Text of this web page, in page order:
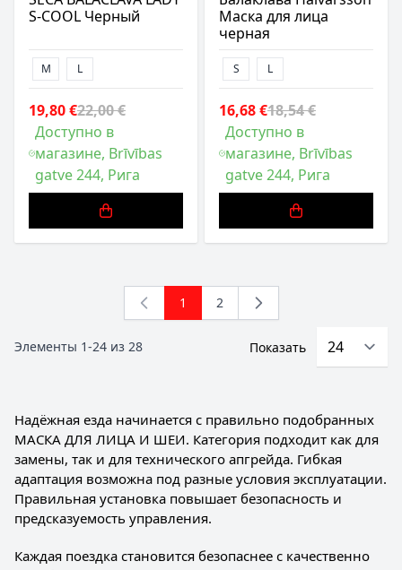
S-COOL Черный
M L
19,80 €22,00 €
Доступно в
магазине, Brīvības
gatve 244, Рига
Маска для лица
черная
S L
16,68 €18,54 €
Доступно в
магазине, Brīvības
gatve 244, Рига
Элементы 1-24 из 28
You're currently reading page
1 Страница
2
Показать
Надёжная езда начинается с правильно подобранных
МАСКА ДЛЯ ЛИЦА И ШЕИ. Категория подходит как для
замены, так и для технического апгрейда. Гибкая
адаптация возможна под разные условия эксплуатации.
Правильная установка повышает безопасность и
предсказуемость управления.
Каждая поездка становится безопаснее с качественно